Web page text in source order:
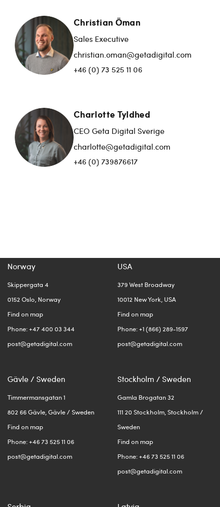
Christian Öman
Sales Executive
christian.oman@getadigital.com
+46 (0) 73 525 11 06
Charlotte Tyldhed
CEO Geta Digital Sverige
charlotte@getadigital.com
+46 (0) 739876617
Norway
Skippergata 4
0152 Oslo, Norway
Find on map
Phone: +47 400 03 344
post@getadigital.com
USA
379 West Broadway
10012 New York, USA
Find on map
Phone: +1 (866) 289-1597
post@getadigital.com
Gävle / Sweden
Timmermansgatan 1
802 66 Gävle, Gävle / Sweden
Find on map
Phone: +46 73 525 11 06
post@getadigital.com
Stockholm / Sweden
Gamla Brogatan 32
111 20 Stockholm, Stockholm /
Sweden
Find on map
Phone: +46 73 525 11 06
post@getadigital.com